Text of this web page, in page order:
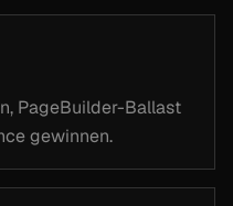
PageBuilder-Ballast
gewinnen.